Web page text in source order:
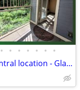
• • • • • • •
Tranquil One Bedroom Condo in central location - Gladstone